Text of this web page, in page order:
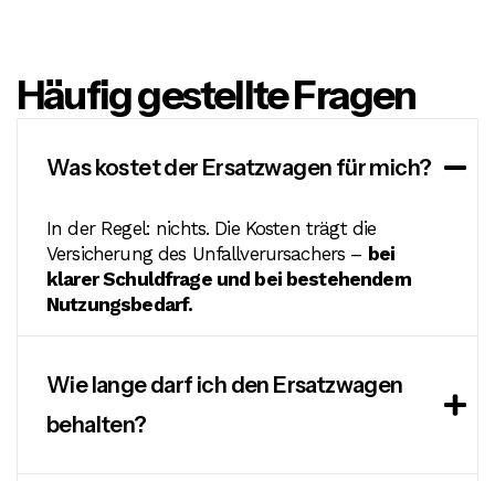
Häufig gestellte Fragen
Was kostet der Ersatzwagen für mich?
In der Regel: nichts. Die Kosten trägt die
Versicherung des Unfallverursachers – bei
klarer Schuldfrage und bei bestehendem
Nutzungsbedarf.
Wie lange darf ich den Ersatzwagen
behalten?